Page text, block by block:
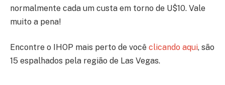
normalmente cada um custa em torno de U$10. Vale
muito a pena!
Encontre o IHOP mais perto de você clicando aqui, são
15 espalhados pela região de Las Vegas.